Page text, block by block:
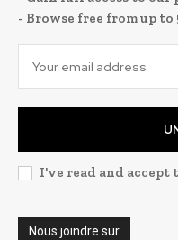
- Browse free from up to
I've read and accept
Nous joindre sur